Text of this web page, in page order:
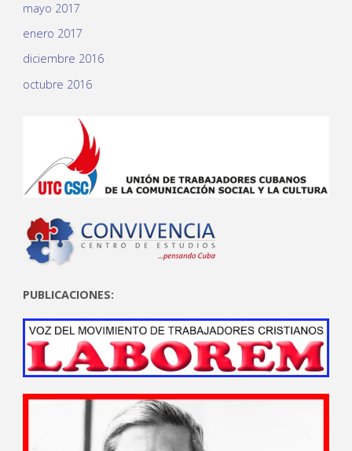
mayo 2017
enero 2017
diciembre 2016
octubre 2016
PUBLICACIONES: